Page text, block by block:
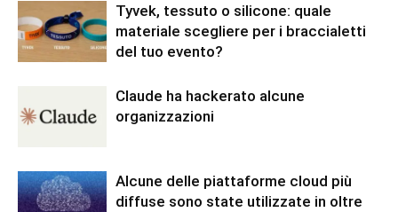
Tyvek, tessuto o silicone: quale
materiale scegliere per i braccialetti
del tuo evento?
Claude ha hackerato alcune
organizzazioni
Alcune delle piattaforme cloud più
diffuse sono state utilizzate in oltre